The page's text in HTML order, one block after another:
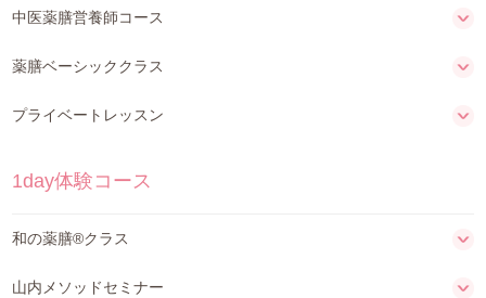
中医薬膳営養師コース
薬膳ベーシッククラス
プライベートレッスン
1day体験コース
和の薬膳®クラス
山内メソッドセミナー